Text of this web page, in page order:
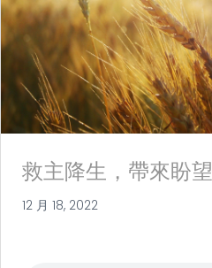
救主降生，帶來盼望
12 月 18, 2022